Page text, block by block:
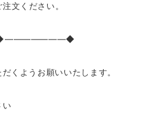
文ください。
くようお願いいたします。
い